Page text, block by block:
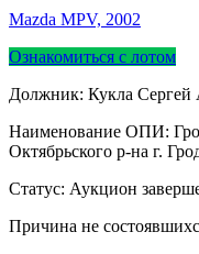
Mazda MPV, 2002
Ознакомиться с лотом
Должник: Кукла Сергей
Наименование ОПИ:
Октябрьского р-на г.
Статус: Аукцион
Причина не